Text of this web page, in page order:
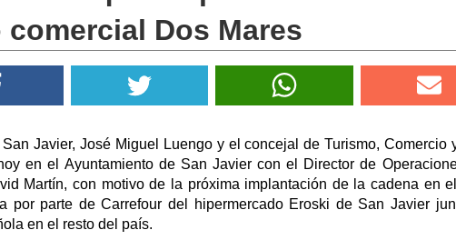
comercial Dos Mares
Javier, José Miguel Luengo y el concejal de Turismo, Comercio
en el Ayuntamiento de San Javier con el Director de
Martín, con motivo de la próxima implantación de la cadena en
por parte de Carrefour del hipermercado Eroski de San Javier
en el resto del país.